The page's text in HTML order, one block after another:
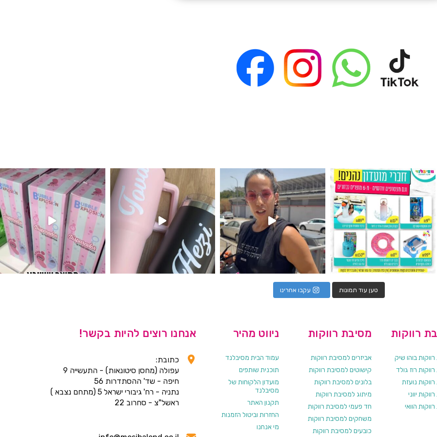
מין העובר רק במסיבלנד !! קיים
כוס נירוסטה ענקית שכול אחד צריך! קיימת באתר ובסניהמוצר הכי מבוקש שלנו מטף לגילוי מין העובר חזר למלא
טען עוד תמונות עקבו אחרינו
אנחנו רוצים להיות בקשר!
כתובת:
עפולה (מחסן סיטונאות) - התעשייה 9
חיפה - שד' ההסתדרות 56
נתניה - רח' גיבורי ישראל 5 (מתחם נצבא )
ראשל"צ - סחרוב 22
ניווט מהיר
עמוד הבית מסיבלנד
תוכנית שותפים
מועדון הלקוחות של
מסיבלנד
תקנון האתר
החזרות וביטול הזמנות
מי אנחנו
מסיבת רווקות
אביזרים למסיבת רווקות
קישוטים למסיבת רווקות
בלונים למסיבת רווקות
מיתוג למסיבת רווקות
חד פעמי למסיבת רווקות
משחקים למסיבת רווקות
כובעים למסיבת רווקות
רווקות
בוהו שיק
רוז גולד
נועזת
יווני
הוואי